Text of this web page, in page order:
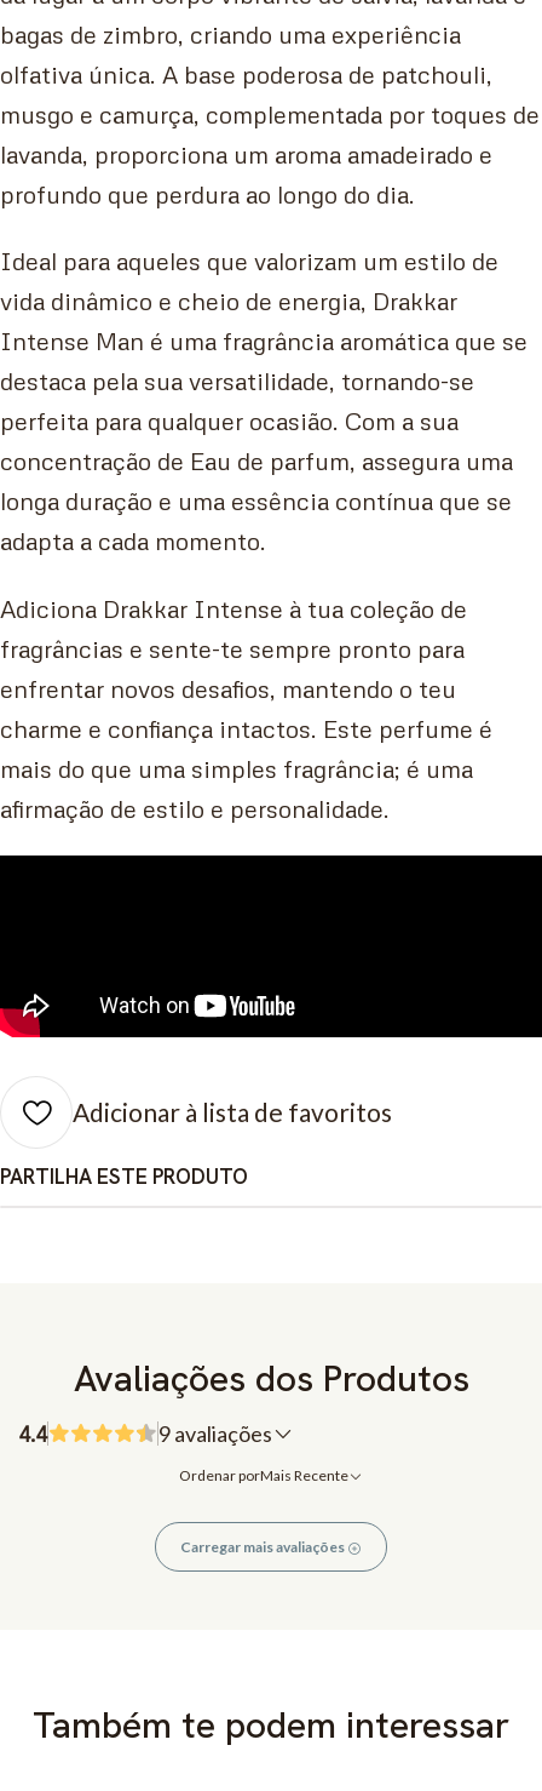
bagas de zimbro, criando uma experiência
olfativa única. A base poderosa de patchouli,
musgo e camurça, complementada por toques de
lavanda, proporciona um aroma amadeirado e
profundo que perdura ao longo do dia.
Ideal para aqueles que valorizam um estilo de
vida dinâmico e cheio de energia, Drakkar
Intense Man é uma fragrância aromática que se
destaca pela sua versatilidade, tornando-se
perfeita para qualquer ocasião. Com a sua
concentração de Eau de parfum, assegura uma
longa duração e uma essência contínua que se
adapta a cada momento.
Adiciona Drakkar Intense à tua coleção de
fragrâncias e sente-te sempre pronto para
enfrentar novos desafios, mantendo o teu
charme e confiança intactos. Este perfume é
mais do que uma simples fragrância; é uma
afirmação de estilo e personalidade.
Adicionar à lista de favoritos
PARTILHA ESTE PRODUTO
Avaliações dos Produtos
4.4 9 avaliações
Ordenar porMais Recente
Carregar mais avaliações
Também te podem interessar